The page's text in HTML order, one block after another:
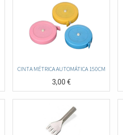
CINTA MÉTRICA AUTOMÁTICA 150CM
3,00€